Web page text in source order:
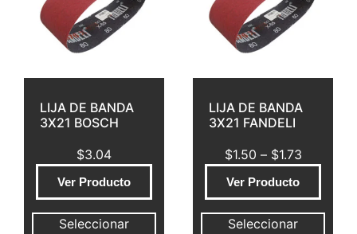
LIJA DE BANDA
3X21 BOSCH
$3.04
Ver Producto
Seleccionar
LIJA DE BANDA
3X21 FANDELI
$1.50 – $1.73
Ver Producto
Seleccionar